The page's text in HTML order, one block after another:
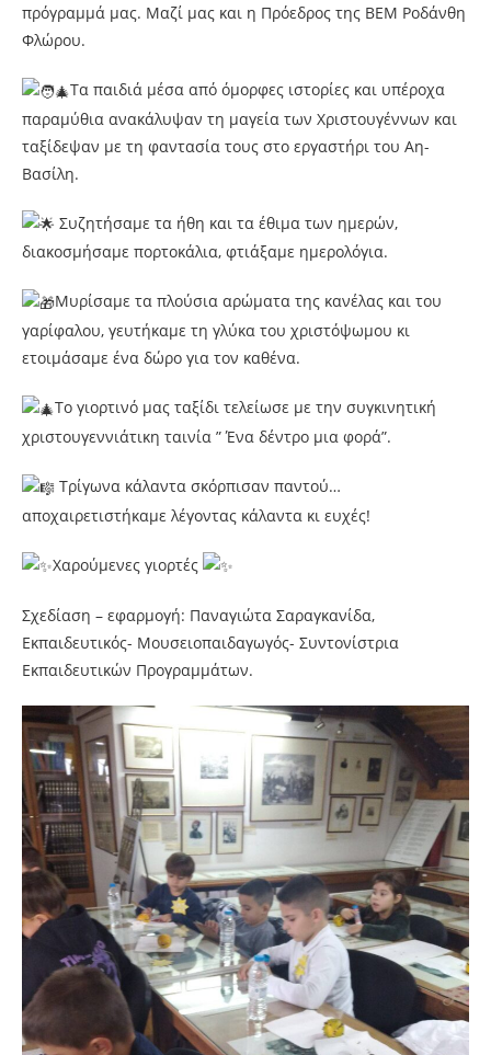
πρόγραμμά μας. Μαζί μας και η Πρόεδρος της ΒΕΜ Ροδάνθη
Φλώρου.
Τα παιδιά μέσα από όμορφες ιστορίες και υπέροχα
παραμύθια ανακάλυψαν τη μαγεία των Χριστουγέννων και
ταξίδεψαν με τη φαντασία τους στο εργαστήρι του Αη-
Βασίλη.
Συζητήσαμε τα ήθη και τα έθιμα των ημερών,
διακοσμήσαμε πορτοκάλια, φτιάξαμε ημερολόγια.
Μυρίσαμε τα πλούσια αρώματα της κανέλας και του
γαρίφαλου, γευτήκαμε τη γλύκα του χριστόψωμου κι
ετοιμάσαμε ένα δώρο για τον καθένα.
Το γιορτινό μας ταξίδι τελείωσε με την συγκινητική
χριστουγεννιάτικη ταινία ” Ένα δέντρο μια φορά”.
Τρίγωνα κάλαντα σκόρπισαν παντού…
αποχαιρετιστήκαμε λέγοντας κάλαντα κι ευχές!
Χαρούμενες γιορτές
Σχεδίαση – εφαρμογή: Παναγιώτα Σαραγκανίδα,
Εκπαιδευτικός- Μουσειοπαιδαγωγός- Συντονίστρια
Εκπαιδευτικών Προγραμμάτων.